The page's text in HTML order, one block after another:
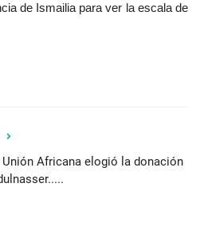
de Ismailia para ver la escala de
Unión Africana elogió la donación